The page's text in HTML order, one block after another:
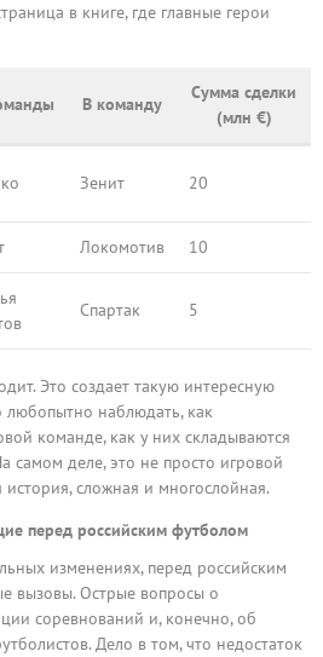
в книге, где главные герои
В команду
Сумма сделки
(млн €)
Зенит 20
Локомотив 10
Спартак 5
Это создает такую интересную
наблюдать, как
команде, как у них складываются
самом деле, это не просто игровой
сложная и многослойная.
перед российским футболом
изменениях, перед российским
вызовы. Острые вопросы о
соревнований и, конечно, об
Дело в том, что недостаток